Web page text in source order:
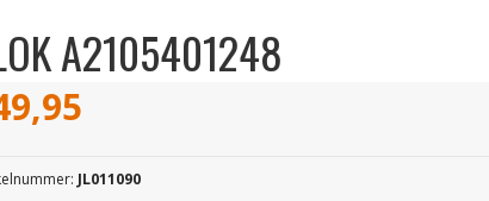
A2105401248
JL011090